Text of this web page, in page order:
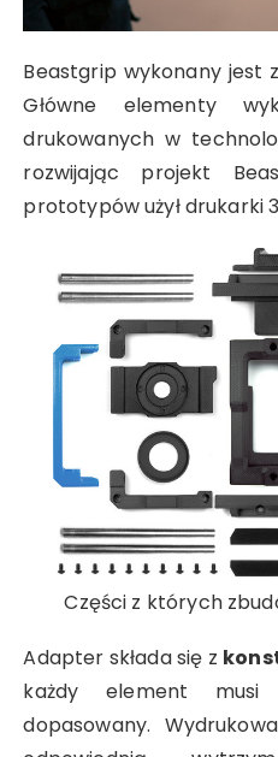
Beastgrip wykonany jest
Główne elementy
drukowanych w
rozwijając projekt
prototypów użył drukarki
Części z których
Adapter składa się z
każdy element
dopasowany.